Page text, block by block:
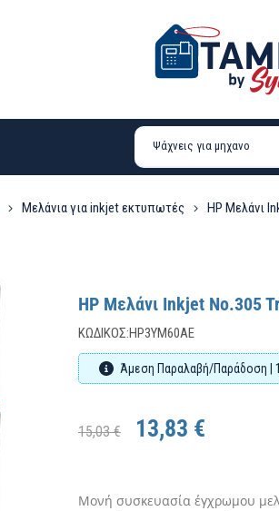
Μελάνια για inkjet εκτυπωτές HP Μελάνι
HP Μελάνι Inkjet No.305
ΚΩΔΙΚΌΣ:HP3YM60AE
Άμεση Παραλαβή/Παράδοση |
15,03 € 13,83 €
Μονή συσκευασία έγχρωμου